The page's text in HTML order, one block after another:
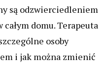
są odzwierciedleniem
domu. Terapeuta
osoby
i jak można zmienić